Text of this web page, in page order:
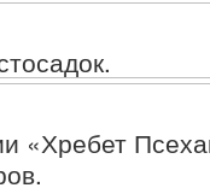
«Хребет